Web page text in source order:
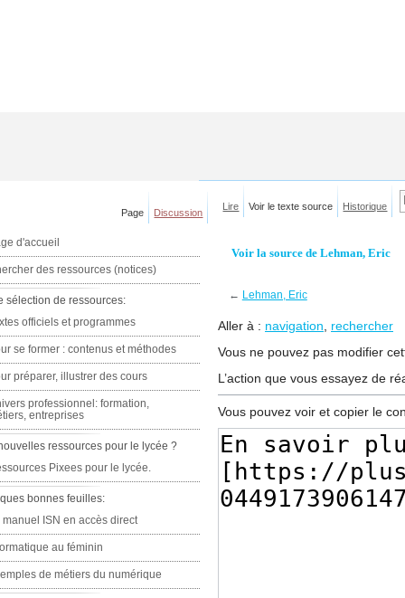
Voir la source de Lehman, Eric
← Lehman, Eric
Aller à : navigation, rechercher
Vous ne pouvez pas modifier
L’action que vous essayez de
Vous pouvez voir et copier le
Page Discussion
Lire Voir le texte source Historique
d'accueil
des ressources (notices)
sélection de ressources:
officiels et programmes
se former : contenus et méthodes
préparer, illustrer des cours
professionnel: formation,
entreprises
ressources pour le lycée ?
Pixees pour le lycée.
bonnes feuilles:
manuel ISN en accès direct
au féminin
de métiers du numérique